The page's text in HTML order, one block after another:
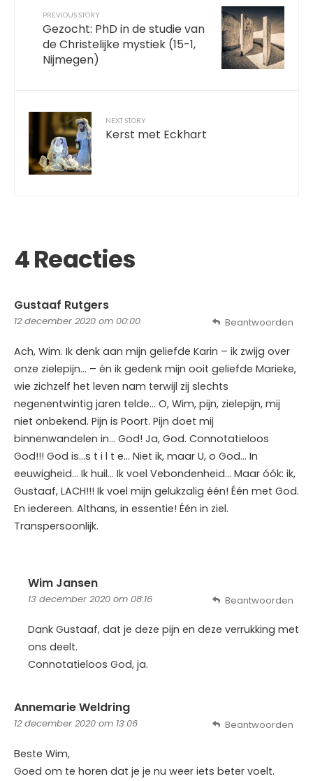
PREVIOUS STORY
Gezocht: PhD in de studie van
de Christelijke mystiek (15-1,
Nijmegen)
NEXT STORY
Kerst met Eckhart
4 Reacties
Gustaaf Rutgers
12 december 2020 om 00:00
Ach, Wim. Ik denk aan mijn geliefde Karin – ik zwijg over
onze zielepijn… – én ik gedenk mijn ooit geliefde Marieke,
wie zichzelf het leven nam terwijl zij slechts
negenentwintig jaren telde… O, Wim, pijn, zielepijn, mij
niet onbekend. Pijn is Poort. Pijn doet mij
binnenwandelen in… God! Ja, God. Connotatieloos
God!!! God is…s t i l t e… Niet ik, maar U, o God… In
eeuwigheid… Ik huil… Ik voel Vebondenheid… Maar óók: ik,
Gustaaf, LACH!!! Ik voel mijn gelukzalig één! Één met God.
En iedereen. Althans, in essentie! Één in ziel.
Transpersoonlijk.
Beantwoorden
Wim Jansen
13 december 2020 om 08:16
Dank Gustaaf, dat je deze pijn en deze verrukking met
ons deelt.
Connotatieloos God, ja.
Beantwoorden
Annemarie Weldring
12 december 2020 om 13:06
Beste Wim,
Goed om te horen dat je je nu weer iets beter voelt.
Beantwoorden